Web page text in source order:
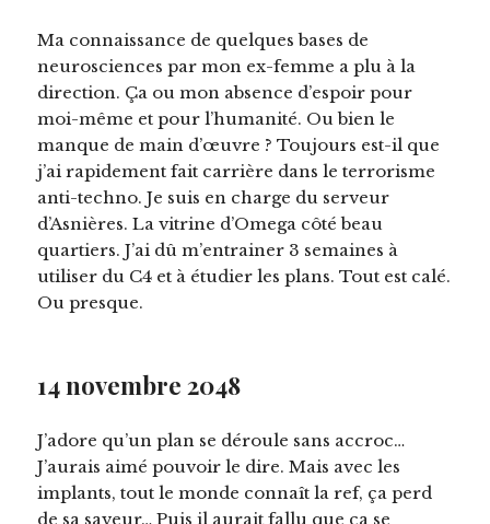
Ma connaissance de quelques bases de
neurosciences par mon ex-femme a plu à la
direction. Ça ou mon absence d’espoir pour
moi-même et pour l’humanité. Ou bien le
manque de main d’œuvre ? Toujours est-il que
j’ai rapidement fait carrière dans le terrorisme
anti-techno. Je suis en charge du serveur
d’Asnières. La vitrine d’Omega côté beau
quartiers. J’ai dû m’entrainer 3 semaines à
utiliser du C4 et à étudier les plans. Tout est calé.
Ou presque.
14 novembre 2048
J’adore qu’un plan se déroule sans accroc…
J’aurais aimé pouvoir le dire. Mais avec les
implants, tout le monde connaît la ref, ça perd
de sa saveur… Puis il aurait fallu que ça se